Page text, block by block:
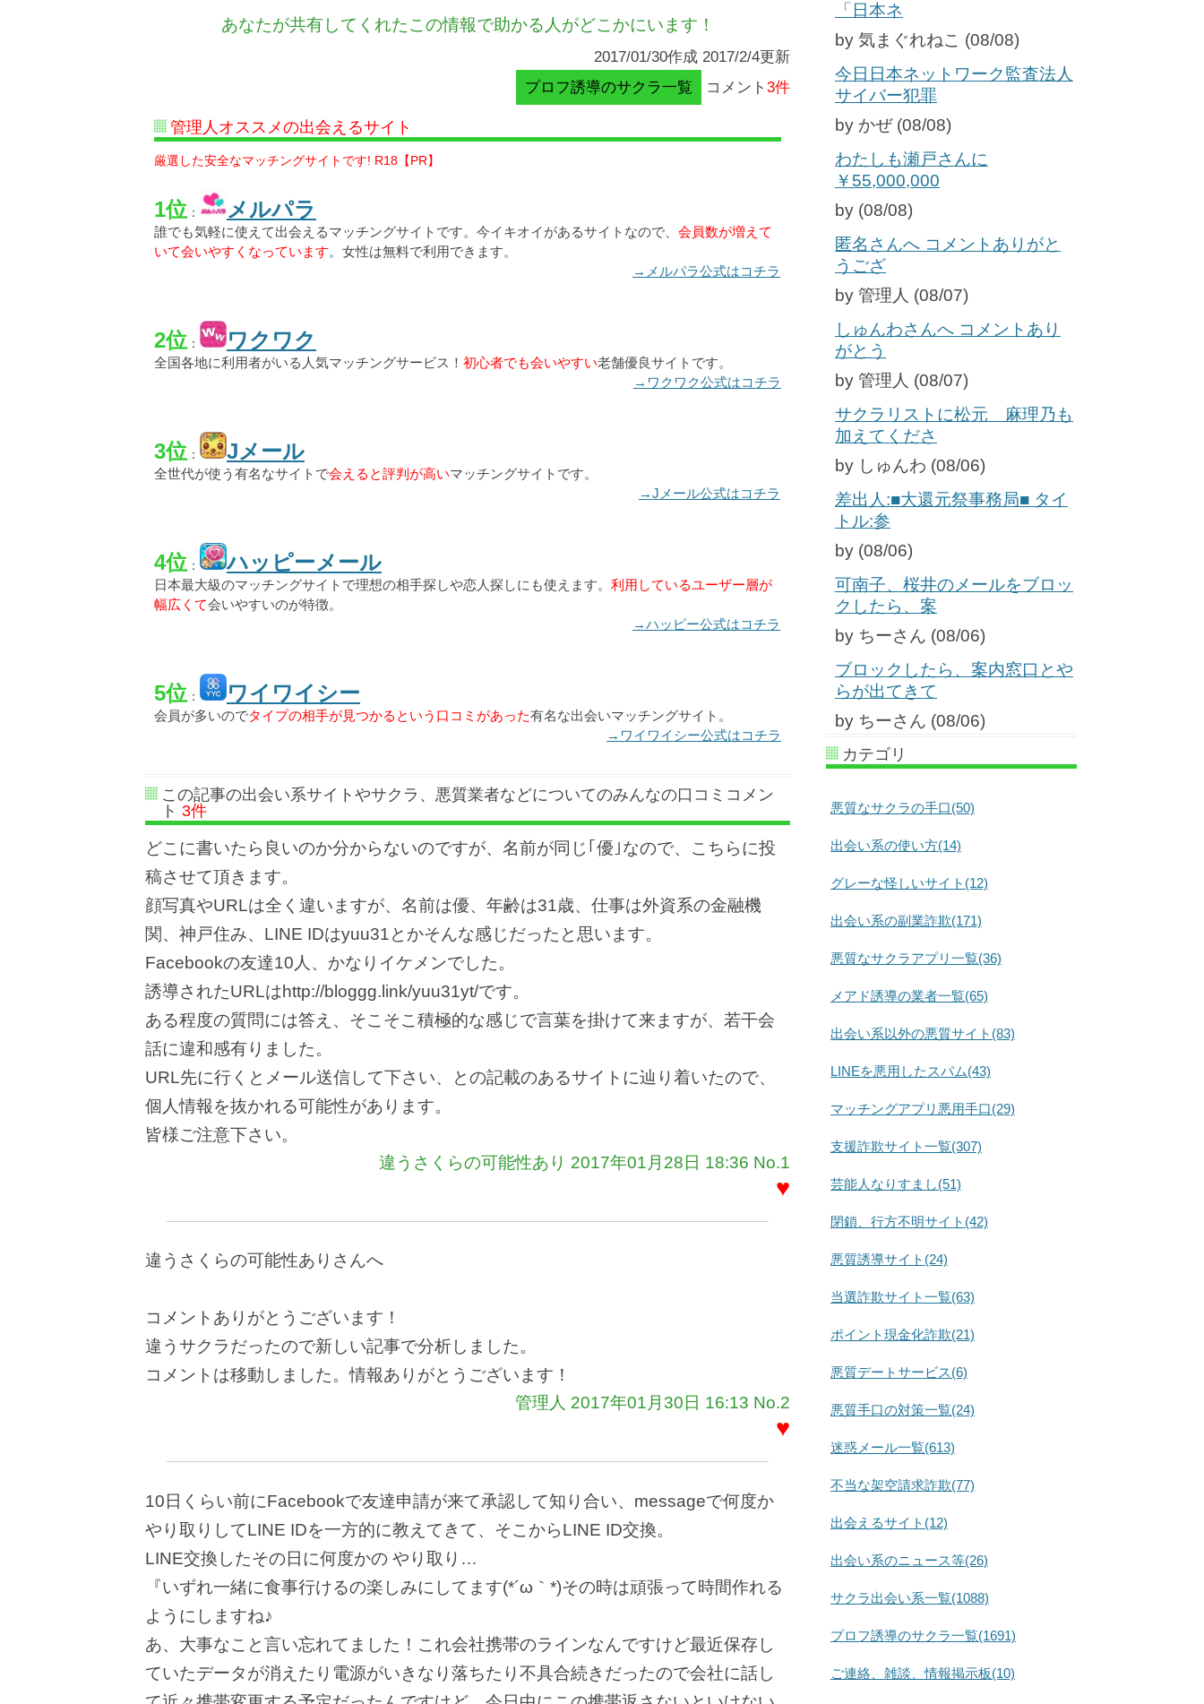
あなたが共有してくれたこの情報で助かる人がどこかにいます！
2017/01/30作成 2017/2/4更新
プロフ誘導のサクラ一覧
コメント 3件
管理人オススメの出会えるサイト
厳選した安全なマッチングサイトです! R18【PR】
1位 ： メルパラ
誰でも気軽に使えて出会えるマッチングサイトです。今イキオイがあるサイトなので、 会員数が増えて
いて会いやすくなっています。女性は無料で利用できます。
→メルパラ公式はコチラ
2位 ： ワクワク
全国各地に利用者がいる人気マッチングサービス！ 初心者でも会いやすい老舗優良サイトです。
→ワクワク公式はコチラ
3位 ： Jメール
全世代が使う有名なサイトで会えると評判が高いマッチングサイトです。
→Jメール公式はコチラ
4位 ： ハッピーメール
日本最大級のマッチングサイトで理想の相手探しや恋人探しにも使えます。 利用しているユーザー層が
幅広くて会いやすいのが特徴。
→ハッピー公式はコチラ
5位 ： ワイワイシー
会員が多いのでタイプの相手が見つかるという口コミがあった有名な出会いマッチングサイト。
→ワイワイシー公式はコチラ
この記事の出会い系サイトやサクラ、悪質業者などについてのみんなの口コミコメン
ト 3件
どこに書いたら良いのか分からないのですが、名前が同じ｢優｣なので、こちらに投
稿させて頂きます。
顔写真やURLは全く違いますが、名前は優、年齢は31歳、仕事は外資系の金融機
関、神戸住み、LINE IDはyuu31とかそんな感じだったと思います。
Facebookの友達10人、かなりイケメンでした。
誘導されたURLはhttp://bloggg.link/yuu31yt/です。
ある程度の質問には答え、そこそこ積極的な感じで言葉を掛けて来ますが、若干会
話に違和感有りました。
URL先に行くとメール送信して下さい、との記載のあるサイトに辿り着いたので、
個人情報を抜かれる可能性があります。
皆様ご注意下さい。
違うさくらの可能性あり 2017年01月28日 18:36 No.1
♥
違うさくらの可能性ありさんへ
コメントありがとうございます！
違うサクラだったので新しい記事で分析しました。
コメントは移動しました。情報ありがとうございます！
管理人 2017年01月30日 16:13 No.2
♥
10日くらい前にFacebookで友達申請が来て承認して知り合い、messageで何度か
やり取りしてLINE IDを一方的に教えてきて、そこからLINE ID交換。
LINE交換したその日に何度かの やり取り…
『いずれ一緒に食事行けるの楽しみにしてます(*´ω｀*)その時は頑張って時間作れる
ようにしますね♪
あ、大事なこと言い忘れてました！これ会社携帯のラインなんですけど最近保存し
ていたデータが消えたり電源がいきなり落ちたり不具合続きだったので会社に話し
「日本ネ
by 気まぐれねこ (08/08)
今日日本ネットワーク監査法人
サイバー犯罪
by かぜ (08/08)
わたしも瀬戸さんに
￥55,000,000
by (08/08)
匿名さんへ コメントありがと
うござ
by 管理人 (08/07)
しゅんわさんへ コメントあり
がとう
by 管理人 (08/07)
サクラリストに松元 麻理乃も
加えてくださ
by しゅんわ (08/06)
差出人:■大還元祭事務局■ タイ
トル:参
by (08/06)
可南子、桜井のメールをブロッ
クしたら、案
by ちーさん (08/06)
ブロックしたら、案内窓口とや
らが出てきて
by ちーさん (08/06)
カテゴリ
悪質なサクラの手口(50)
出会い系の使い方(14)
グレーな怪しいサイト(12)
出会い系の副業詐欺(171)
悪質なサクラアプリ一覧(36)
メアド誘導の業者一覧(65)
出会い系以外の悪質サイト(83)
LINEを悪用したスパム(43)
マッチングアプリ悪用手口(29)
支援詐欺サイト一覧(307)
芸能人なりすまし(51)
閉鎖、行方不明サイト(42)
悪質誘導サイト(24)
当選詐欺サイト一覧(63)
ポイント現金化詐欺(21)
悪質デートサービス(6)
悪質手口の対策一覧(24)
迷惑メール一覧(613)
不当な架空請求詐欺(77)
出会えるサイト(12)
出会い系のニュース等(26)
サクラ出会い系一覧(1088)
プロフ誘導のサクラ一覧(1691)
ご連絡、雑談、情報掲示板(10)